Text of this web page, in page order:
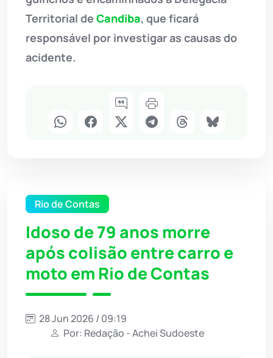
Territorial de Candiba, que ficará
responsável por investigar as causas do
acidente.
Rio de Contas
Idoso de 79 anos morre
após colisão entre carro e
moto em Rio de Contas
28 Jun 2026 / 09:19
Por: Redação - Achei Sudoeste